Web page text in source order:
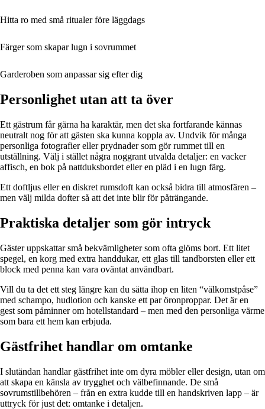
Hitta ro med små ritualer före läggdags
Färger som skapar lugn i sovrummet
Garderoben som anpassar sig efter dig
Personlighet utan att ta över
Ett gästrum får gärna ha karaktär, men det ska fortfarande kännas
neutralt nog för att gästen ska kunna koppla av. Undvik för många
personliga fotografier eller prydnader som gör rummet till en
utställning. Välj i stället några noggrant utvalda detaljer: en vacker
affisch, en bok på nattduksbordet eller en pläd i en lugn färg.
Ett doftljus eller en diskret rumsdoft kan också bidra till atmosfären –
men välj milda dofter så att det inte blir för påträngande.
Praktiska detaljer som gör intryck
Gäster uppskattar små bekvämligheter som ofta glöms bort. Ett litet
spegel, en korg med extra handdukar, ett glas till tandborsten eller ett
block med penna kan vara oväntat användbart.
Vill du ta det ett steg längre kan du sätta ihop en liten “välkomstpåse”
med schampo, hudlotion och kanske ett par öronproppar. Det är en
gest som påminner om hotellstandard – men med den personliga värme
som bara ett hem kan erbjuda.
Gästfrihet handlar om omtanke
I slutändan handlar gästfrihet inte om dyra möbler eller design, utan om
att skapa en känsla av trygghet och välbefinnande. De små
sovrumstillbehören – från en extra kudde till en handskriven lapp – är
uttryck för just det: omtanke i detaljen.